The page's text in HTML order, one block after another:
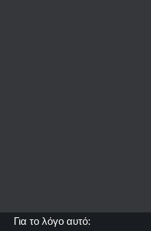
Για το λόγο αυτό: